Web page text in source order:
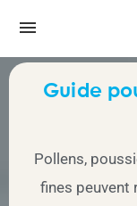
Guide
Pollens,
fines peuvent